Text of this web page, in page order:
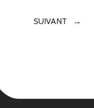
SUIVANT